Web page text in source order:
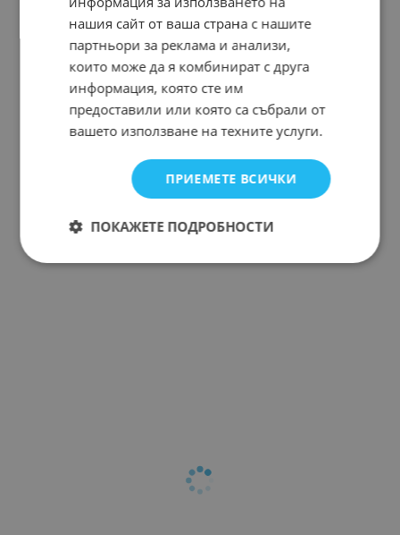
нашия сайт от ваша страна с нашите
партньори за реклама и анализи,
които може да я комбинират с друга
информация, която сте им
предоставили или която са събрали от
вашето използване на техните услуги.
ПРИЕМЕТЕ ВСИЧКИ
ПОКАЖЕТЕ ПОДРОБНОСТИ